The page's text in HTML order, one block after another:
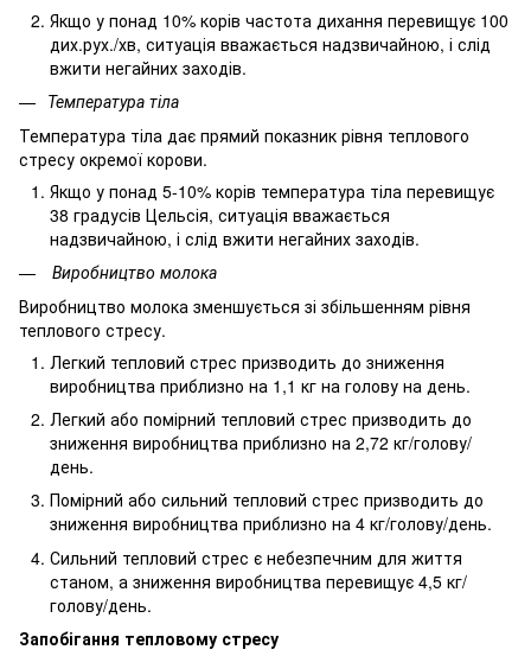
Якщо у понад 10% корів частота дихання перевищує 100
дих.рух./хв, ситуація вважається надзвичайною, і слід
вжити негайних заходів.
Температура тіла
Температура тіла дає прямий показник рівня теплового
стресу окремої корови.
Якщо у понад 5-10% корів температура тіла перевищує
38 градусів Цельсія, ситуація вважається
надзвичайною, і слід вжити негайних заходів.
Виробництво молока
Виробництво молока зменшується зі збільшенням рівня
теплового стресу.
Легкий тепловий стрес призводить до зниження
виробництва приблизно на 1,1 кг на голову на день.
Легкий або помірний тепловий стрес призводить до
зниження виробництва приблизно на 2,72 кг/голову/
день.
Помірний або сильний тепловий стрес призводить до
зниження виробництва приблизно на 4 кг/голову/день.
Сильний тепловий стрес є небезпечним для життя
станом, а зниження виробництва перевищує 4,5 кг/
голову/день.
Запобігання тепловому стресу